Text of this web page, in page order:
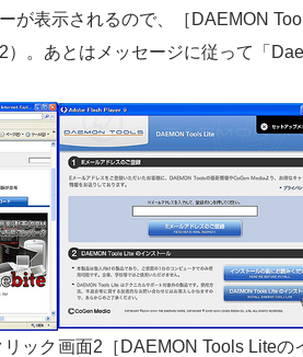
が表示されるので、［DAEMON
。あとはメッセージに従って「
ック 画面2［DAEMON Tools Liteの